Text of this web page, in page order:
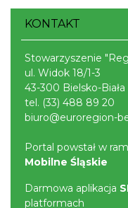
Ustroń
7.90 km
Memoriał im.
KONTAKT
Stowarzyszenie
ul. Widok 18/1-3
43-300 Bielsko-Biała
tel. (33) 488 89 20
biuro@euroregion-
Portal powstał w
Mobilne Śląskie
Darmowa aplikacja
platformach